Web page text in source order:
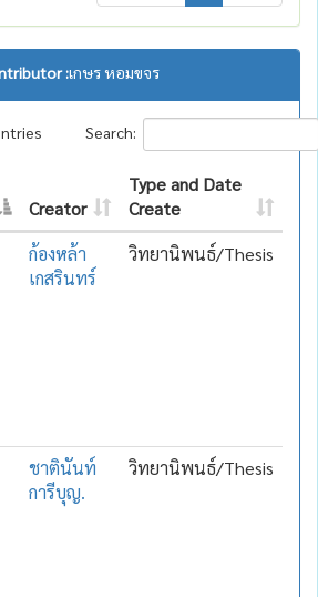
:เกษร หอมขจร
Search:
Creator
Type and Date
Create
ก้องหล้า
เกสรินทร์
วิทยานิพนธ์/Thesis
ชาตินันท์
การีบุญ.
วิทยานิพนธ์/Thesis